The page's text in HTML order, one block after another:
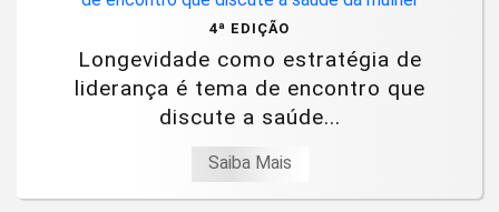
4ª EDIÇÃO
Longevidade como estratégia de
liderança é tema de encontro que
discute a saúde...
Saiba Mais